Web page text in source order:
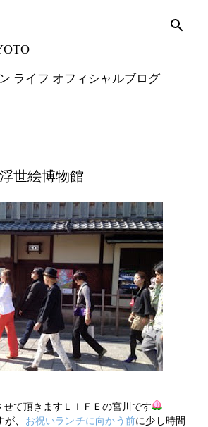
ライフ オフィシャルブログ
世絵博物館
せて頂きますＬＩＦＥの宮川です
、 お祝いランチに向かう前に少し時間